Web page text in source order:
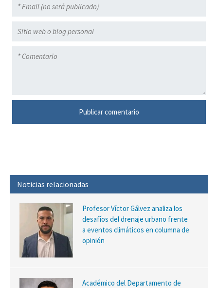
Noticias relacionadas
Profesor Víctor Gálvez analiza los
desafíos del drenaje urbano frente
a eventos climáticos en columna de
opinión
Académico del Departamento de